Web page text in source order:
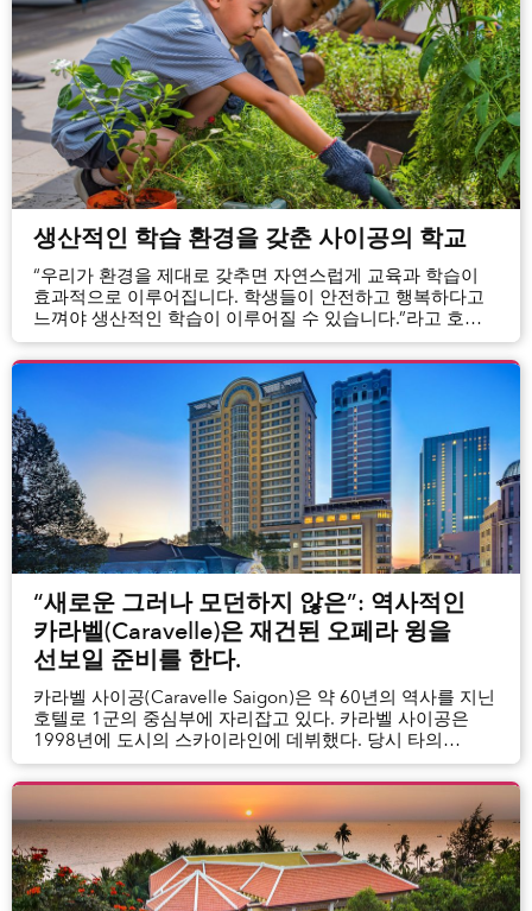
생산적인 학습 환경을 갖춘 사이공의 학교
“우리가 환경을 제대로 갖추면 자연스럽게 교육과 학습이
효과적으로 이루어집니다. 학생들이 안전하고 행복하다고
느껴야 생산적인 학습이 이루어질 수 있습니다.”라고 호주
국제 학교의 초등부 부교장이자 유치원 교장인 Beth
Wills는 설명한다.
“새로운 그러나 모던하지 않은”: 역사적인
카라벨(Caravelle)은 재건된 오페라 윙을
선보일 준비를 한다.
카라벨 사이공(Caravelle Saigon)은 약 60년의 역사를 지닌
호텔로 1군의 중심부에 자리잡고 있다. 카라벨 사이공은
1998년에 도시의 스카이라인에 데뷔했다. 당시 타의
추종을 불허하는 24층 높이의 건물이었다.